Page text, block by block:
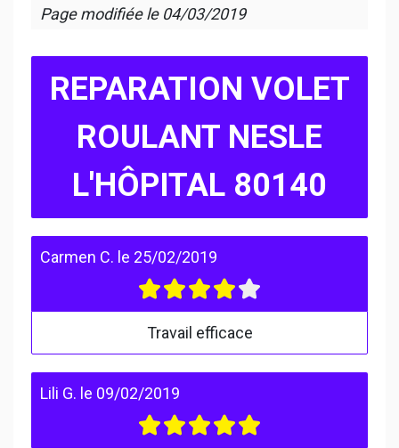
Page modifiée le 04/03/2019
REPARATION VOLET
ROULANT NESLE
L'HÔPITAL 80140
Carmen C. le 25/02/2019
Travail efficace
Lili G. le 09/02/2019